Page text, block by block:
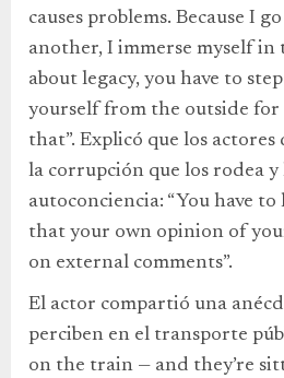
causes problems. Because I
another, I immerse myself
about legacy, you have to
yourself from the outside for
that”. Explicó que los
la corrupción que los rodea y
autoconciencia: “You have to
that your own opinion of
on external comments”.
El actor compartió una
perciben en el transporte
on the train — and they’re